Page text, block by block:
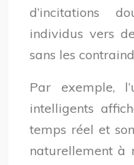
d’incitations
individus vers
sans les
Par exemple,
intelligents
temps réel et
naturellement à